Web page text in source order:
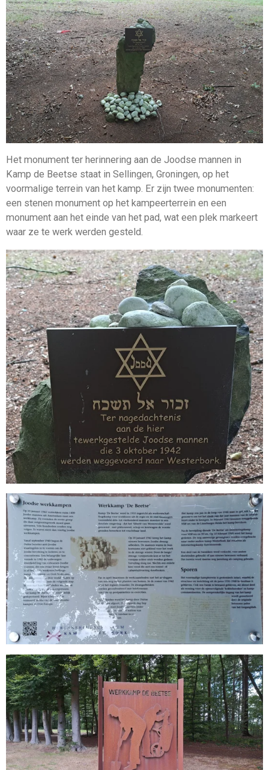
Het monument ter herinnering aan de Joodse mannen in
Kamp de Beetse staat in Sellingen, Groningen, op het
voormalige terrein van het kamp. Er zijn twee monumenten:
een stenen monument op het kampeerterrein en een
monument aan het einde van het pad, wat een plek markeert
waar ze te werk werden gesteld.